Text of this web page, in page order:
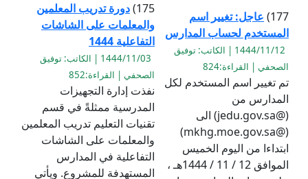
177) عاجل: تغيير اسم
المستخدم لحساب المدارس
1444/11/12 | الكاتب: توفيق
الصحفي | القراءة:824
تم تغيير اسم المستخدم لكل
المدارس من
(@jedu.gov.sa) الى
(@mkhg.moe.gov.sa)
ابتداءا من اليوم الخميس
الموافق 12 / 11 / 1444هـ ،
175) دورة تدريب المعلمين
والمعلمات على الشاشات
التفاعلية 1444
1444/11/03 | الكاتب: توفيق
الصحفي | القراءة:852
نفذت إدارة التجهيزات
المدرسية ممثلةً في قسم
تقنيات التعليم تدريب المعلمين
والمعلمات على الشاشات
التفاعلية في المدارس
المستهدفة للمشروع. ويأتي